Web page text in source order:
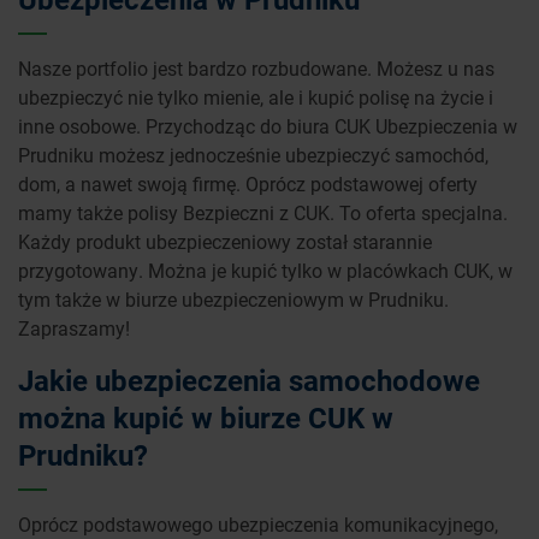
Nasze portfolio jest bardzo rozbudowane. Możesz u nas
ubezpieczyć nie tylko mienie, ale i kupić polisę na życie i
inne osobowe. Przychodząc do biura CUK Ubezpieczenia w
Prudniku możesz jednocześnie ubezpieczyć samochód,
dom, a nawet swoją firmę. Oprócz podstawowej oferty
mamy także polisy Bezpieczni z CUK. To oferta specjalna.
Każdy produkt ubezpieczeniowy został starannie
przygotowany. Można je kupić tylko w placówkach CUK, w
tym także w biurze ubezpieczeniowym w Prudniku.
Zapraszamy!
Jakie ubezpieczenia samochodowe
można kupić w biurze CUK w
Prudniku?
Oprócz podstawowego ubezpieczenia komunikacyjnego,